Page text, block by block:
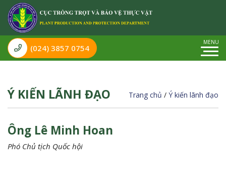
(024) 3857 0754
Ý KIẾN LÃNH ĐẠO Trang chủ / Ý kiến lãnh đạo
Ông Lê Minh Hoan
Phó Chủ tịch Quốc hội